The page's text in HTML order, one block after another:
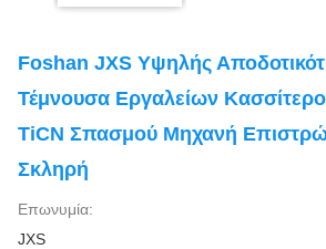
Foshan JXS Υψηλής
Τέμνουσα Εργαλείων
TiCN Σπασμού Μηχανή
Σκληρή
Επωνυμία:
JXS